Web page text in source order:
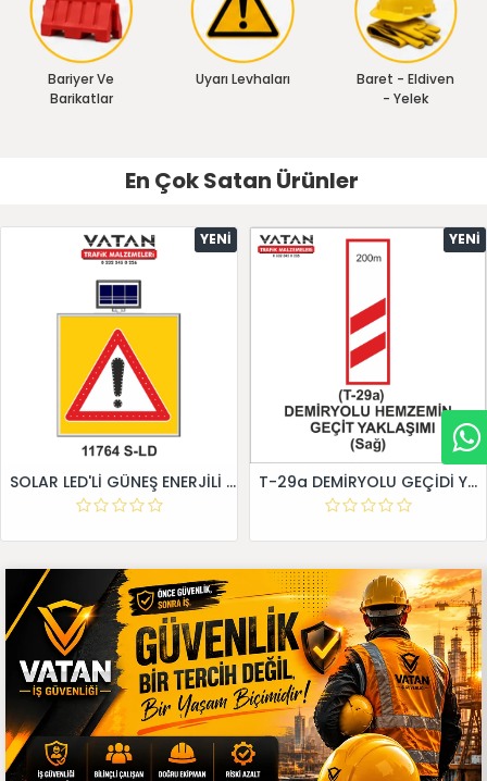
Bariyer Ve
Barikatlar
Uyarı Levhaları
Baret - Eldiven
- Yelek
En Çok Satan Ürünler
YENI
SOLAR LED'Lİ GÜNEŞ ENERJİLİ LEVHA
YENI
T-29a DEMİRYOLU GEÇİDİ YAKLAŞIM LEVHALARI (Sağ)